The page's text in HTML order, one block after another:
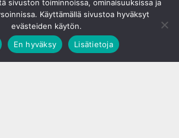
sivuston toiminnoissa, ominaisuuksissa ja
Käyttämällä sivustoa hyväksyt
evästeiden käytön.
En hyväksy Lisätietoja